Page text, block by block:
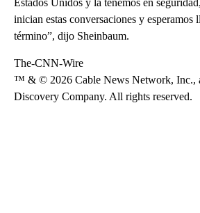
Estados Unidos y la tenemos en
inician estas conversaciones y esperamos
término”, dijo Sheinbaum.
The-CNN-Wire
™ & © 2026 Cable News Network, Inc.,
Discovery Company. All rights reserved.